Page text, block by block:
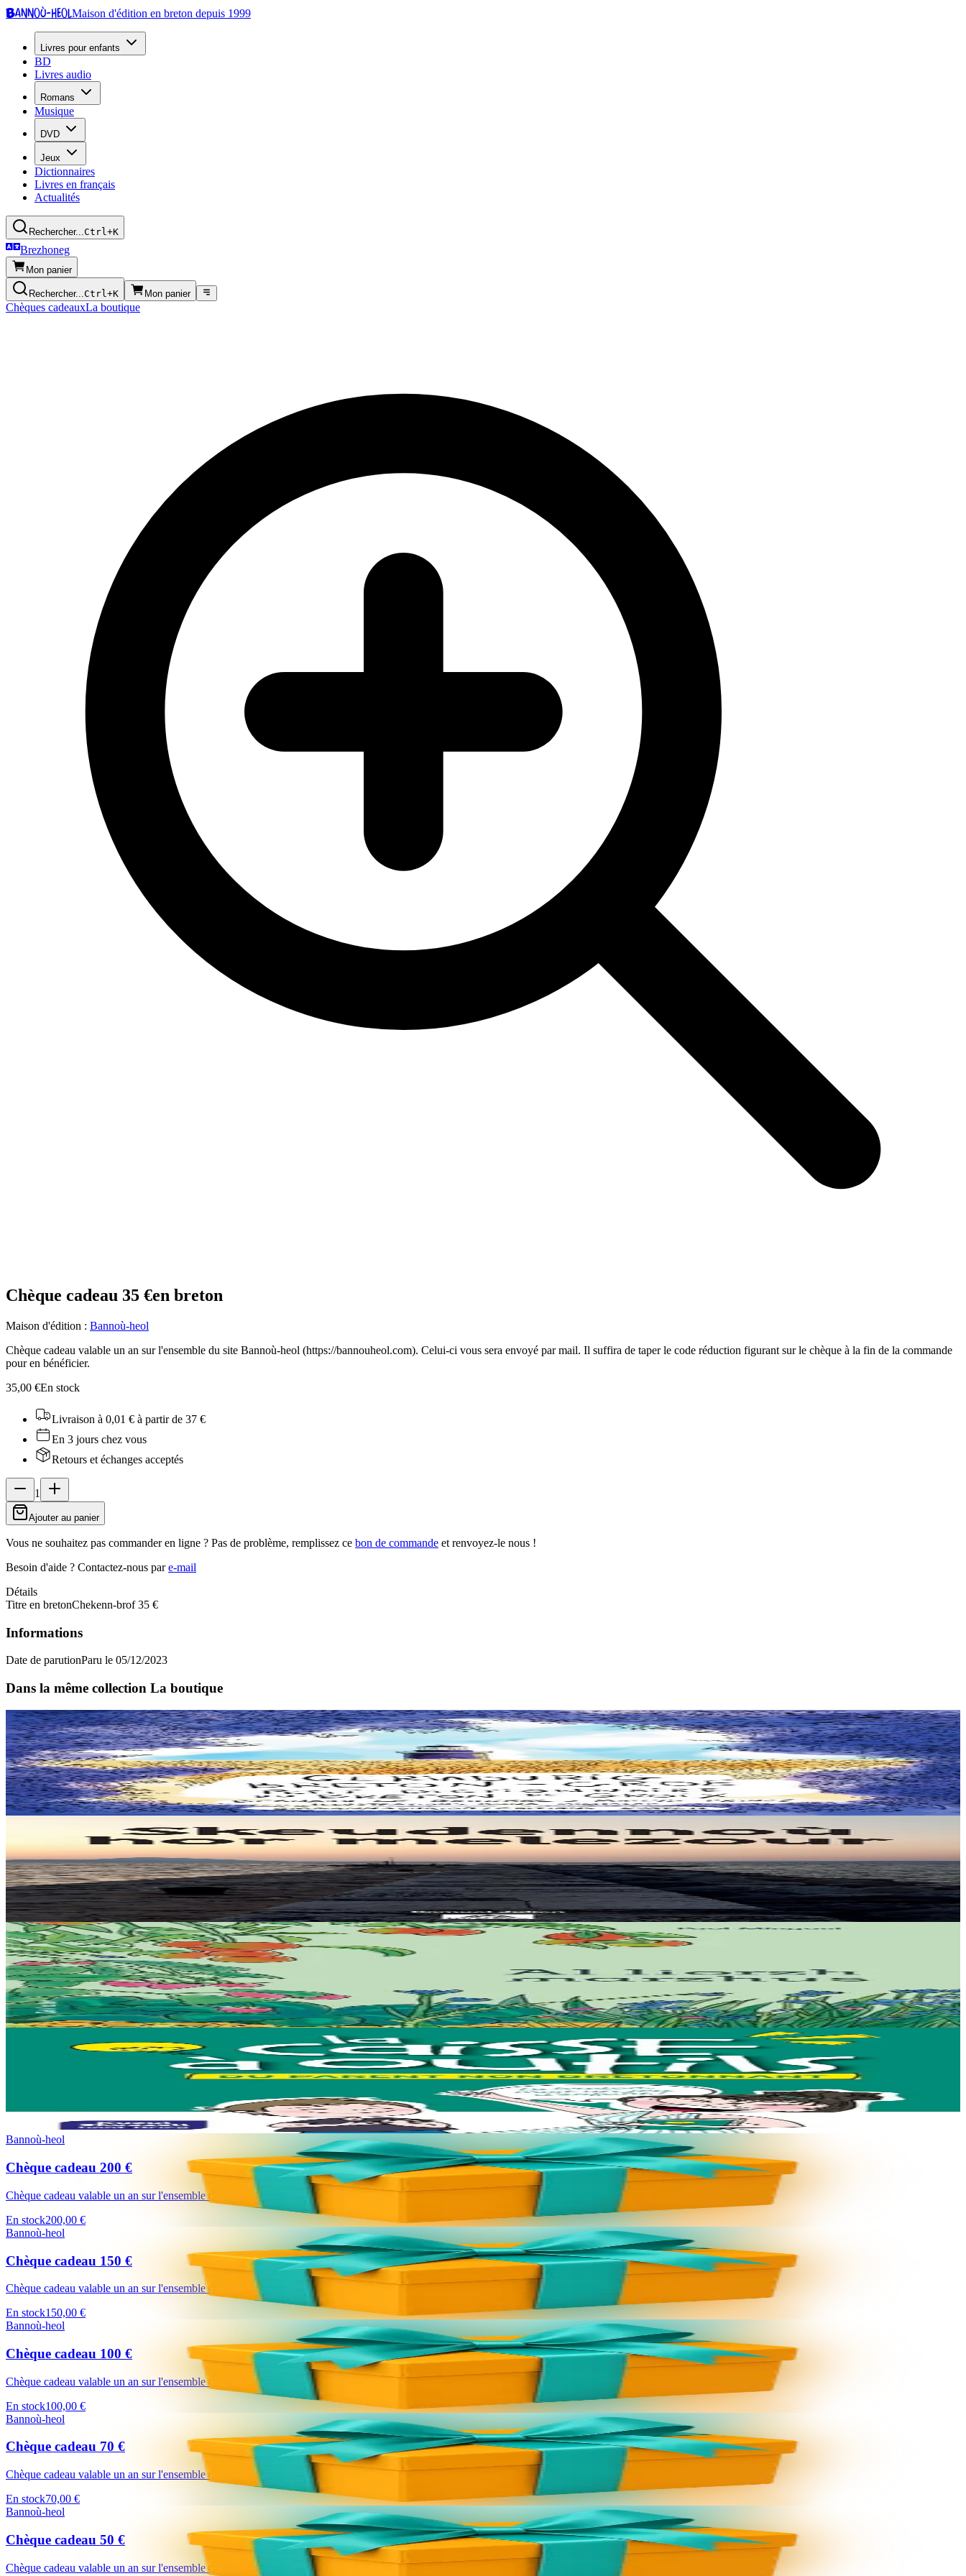
Bannoù-heolMaison d'édition en breton depuis 1999
Livres pour enfants
BD
Livres audio
Romans
Musique
DVD
Jeux
Dictionnaires
Livres en français
Actualités
Rechercher...Ctrl+K
Brezhoneg
Mon panier
Rechercher...Ctrl+K Mon panier
Chèques cadeauxLa boutique
Chèque cadeau 35 €en breton
Maison d'édition : Bannoù-heol
Chèque cadeau valable un an sur l'ensemble du site Bannoù-heol (https://bannouheol.com). Celui-ci vous sera envoyé par mail. Il suffira de taper le code réduction figurant sur le chèque à la fin de la commande
pour en bénéficier.
35,00 €En stock
Livraison à 0,01 € à partir de 37 €
En 3 jours chez vous
Retours et échanges acceptés
1
Ajouter au panier
Vous ne souhaitez pas commander en ligne ? Pas de problème, remplissez ce bon de commande et renvoyez-le nous !
Besoin d'aide ? Contactez-nous pare-mail
Détails
Titre en bretonChekenn-brof 35 €
Informations
Date de parutionParu le 05/12/2023
Dans la même collection La boutique
6 ans et plus
Goater
Petit dictionnaire du breton de Groix
Ce "petit dictionnaire du breton de Groix" s'adresse à tous les amoureux de l'île, de sa langue, de sa culture et de son histoire, mais aussi aux amoureux du...
En stock20,00 €
Skeudennoù hor melezour
Samuel Julien propose dans ce livre une sélection d'articles parus dans la revue "Bremañ" à laquelle il collabore depuis 2013.
En stock29,00 €
15 ans et plus
Bannoù-heol
Al liorzh marzhus
Comment créer son potager ? Comment entretenir son jardin et favoriser la biodiversité ? Des conseils jardinage initialement parus dans la revue Ya!...
En stock18,00 €
Kuzul Skoazell Skol Diwan Sant-Brieg
La caisse à outils du parent non bretonnant
Ça y est, c’est décidé : votre enfant va apprendre le breton à l’école. Gourc’hemennoù ! Félicitations, c’est un beau cadeau que vous lui faites ! Mais si les...
13,00 €
Bannoù-heol
Chèque cadeau 200 €
Chèque cadeau valable un an sur l'ensemble du site Bannoù-heol (https://bannouheol.com). Celui-ci vous sera envoyé par mail. Il suffira de taper le code...
En stock200,00 €
Bannoù-heol
Chèque cadeau 150 €
Chèque cadeau valable un an sur l'ensemble du site Bannoù-heol (https://bannouheol.com). Celui-ci vous sera envoyé par mail. Il suffira de taper le code...
En stock150,00 €
Bannoù-heol
Chèque cadeau 100 €
Chèque cadeau valable un an sur l'ensemble du site Bannoù-heol (https://bannouheol.com). Celui-ci vous sera envoyé par mail. Il suffira de taper le code...
En stock100,00 €
Bannoù-heol
Chèque cadeau 70 €
Chèque cadeau valable un an sur l'ensemble du site Bannoù-heol (https://bannouheol.com). Celui-ci vous sera envoyé par mail. Il suffira de taper le code...
En stock70,00 €
Bannoù-heol
Chèque cadeau 50 €
Chèque cadeau valable un an sur l'ensemble du site Bannoù-heol (https://bannouheol.com). Celui-ci vous sera envoyé par mail. Il suffira de taper le code...